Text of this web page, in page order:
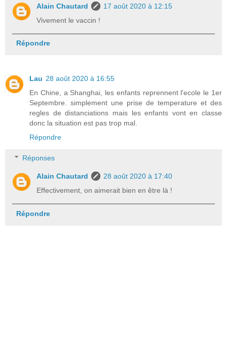
Alain Chautard
17 août 2020 à 12:15
Vivement le vaccin !
Répondre
Lau 28 août 2020 à 16:55
En Chine, a Shanghai, les enfants reprennent l'ecole le 1er
Septembre. simplement une prise de temperature et des
regles de distanciations mais les enfants vont en classe
donc la situation est pas trop mal.
Répondre
Réponses
Alain Chautard
28 août 2020 à 17:40
Effectivement, on aimerait bien en être là !
Répondre